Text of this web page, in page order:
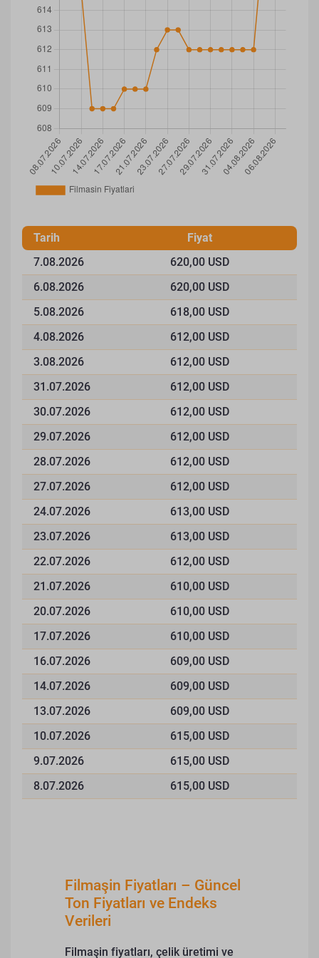
Tarih
Fiyat
7.08.2026
620,00 USD
6.08.2026
620,00 USD
5.08.2026
618,00 USD
4.08.2026
612,00 USD
3.08.2026
612,00 USD
31.07.2026
612,00 USD
30.07.2026
612,00 USD
29.07.2026
612,00 USD
28.07.2026
612,00 USD
27.07.2026
612,00 USD
24.07.2026
613,00 USD
23.07.2026
613,00 USD
22.07.2026
612,00 USD
21.07.2026
610,00 USD
20.07.2026
610,00 USD
17.07.2026
610,00 USD
16.07.2026
609,00 USD
14.07.2026
609,00 USD
13.07.2026
609,00 USD
10.07.2026
615,00 USD
9.07.2026
615,00 USD
8.07.2026
615,00 USD
Filmaşin Fiyatları – Güncel
Ton Fiyatları ve Endeks
Verileri
Filmaşin fiyatları, çelik üretimi ve